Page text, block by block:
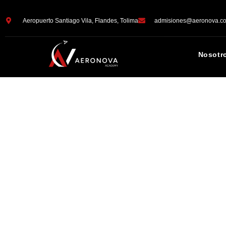
Aeropuerto Santiago Vila, Flandes, Tolima admisiones@aeronova.co
AERONOVA